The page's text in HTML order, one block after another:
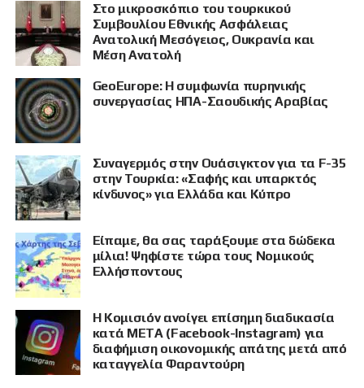
Στο μικροσκόπιο του τουρκικού
Συμβουλίου Εθνικής Ασφάλειας
Ανατολική Μεσόγειος, Ουκρανία και
Μέση Ανατολή
GeoEurope: Η συμφωνία πυρηνικής
συνεργασίας ΗΠΑ-Σαουδικής Αραβίας
Συναγερμός στην Ουάσιγκτον για τα F-35
στην Τουρκία: «Σαφής και υπαρκτός
κίνδυνος» για Ελλάδα και Κύπρο
Είπαμε, θα σας ταράξουμε στα δώδεκα
μίλια! Ψηφίστε τώρα τους Νομικούς
Ελλήσποντους
Η Κομισιόν ανοίγει επίσημη διαδικασία
κατά META (Facebook-Instagram) για
διαφήμιση οικονομικής απάτης μετά από
καταγγελία Φαραντούρη